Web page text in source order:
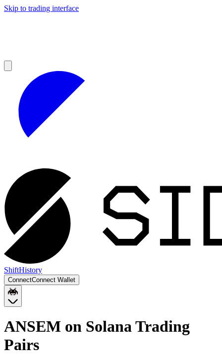
Skip to trading interface
ShiftHistory
ConnectConnect Wallet
ANSEM on SolanaTrading
Pairs